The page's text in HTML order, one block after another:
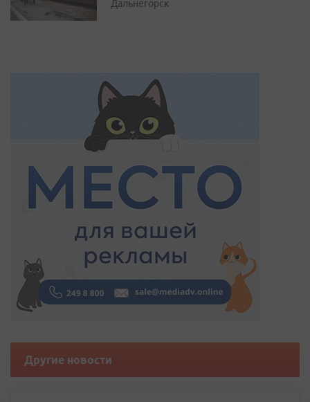
Дальнегорск
Другие новости